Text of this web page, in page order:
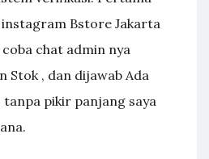
Bstore Jakarta
chat admin nya
Stok , dan dijawab Ada
tanpa pikir panjang saya